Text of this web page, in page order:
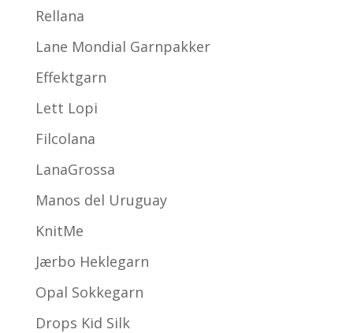
Rellana
Lane Mondial Garnpakker
Effektgarn
Lett Lopi
Filcolana
LanaGrossa
Manos del Uruguay
KnitMe
Jærbo Heklegarn
Opal Sokkegarn
Drops Kid Silk